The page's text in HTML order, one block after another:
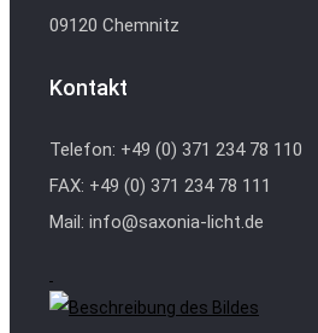
09120 Chemnitz
Kontakt
Telefon: +49 (0) 371 234 78 110
FAX: +49 (0) 371 234 78 111
Mail: info@saxonia-licht.de